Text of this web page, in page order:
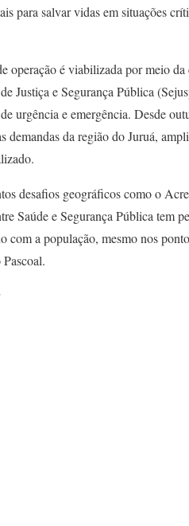
para salvar vidas em situações
operação é viabilizada por meio
Justiça e Segurança Pública
urgência e emergência. Desde
demandas da região do Juruá,
desafios geográficos como o
Saúde e Segurança Pública tem
com a população, mesmo nos